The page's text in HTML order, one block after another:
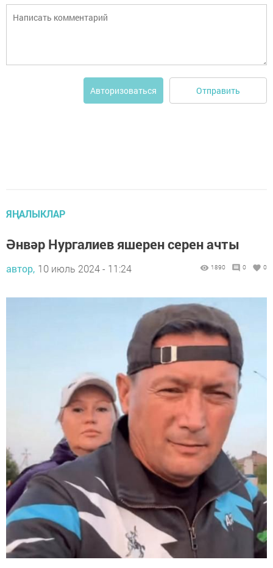
Авторизоваться Отправить
ЯҢАЛЫКЛАР
Әнвәр Нургалиев яшерен серен ачты
автор, 10 июль 2024 - 11:24 1890 0 0